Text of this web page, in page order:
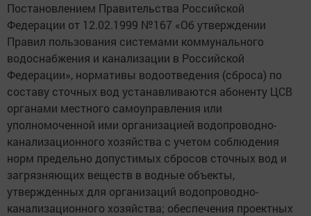
Постановлением Правительства Российской
Федерации от 12.02.1999 №167 «Об утверждении
Правил пользования системами коммунального
водоснабжения и канализации в Российской
Федерации», нормативы водоотведения (сброса) по
составу сточных вод устанавливаются абоненту ЦСВ
органами местного самоуправления или
уполномоченной ими организацией водопроводно-
канализационного хозяйства с учетом соблюдения
норм предельно допустимых сбросов сточных вод и
загрязняющих веществ в водные объекты,
утвержденных для организаций водопроводно-
канализационного хозяйства; обеспечения проектных